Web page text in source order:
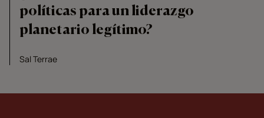
políticas para un liderazgo
planetario legítimo?
Sal Terrae